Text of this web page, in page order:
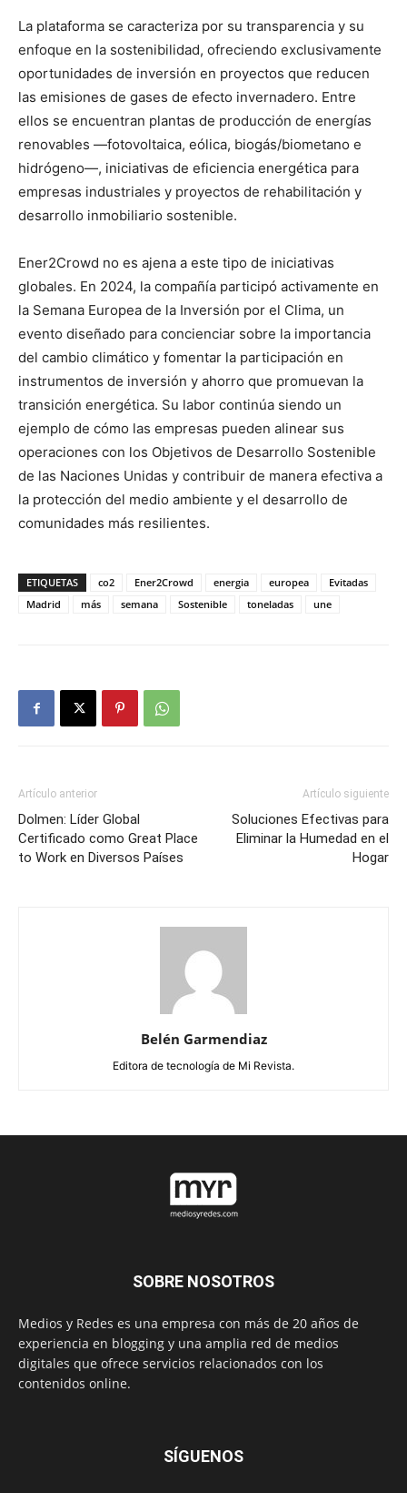
La plataforma se caracteriza por su transparencia y su
enfoque en la sostenibilidad, ofreciendo exclusivamente
oportunidades de inversión en proyectos que reducen
las emisiones de gases de efecto invernadero. Entre
ellos se encuentran plantas de producción de energías
renovables —fotovoltaica, eólica, biogás/biometano e
hidrógeno—, iniciativas de eficiencia energética para
empresas industriales y proyectos de rehabilitación y
desarrollo inmobiliario sostenible.
Ener2Crowd no es ajena a este tipo de iniciativas
globales. En 2024, la compañía participó activamente en
la Semana Europea de la Inversión por el Clima, un
evento diseñado para concienciar sobre la importancia
del cambio climático y fomentar la participación en
instrumentos de inversión y ahorro que promuevan la
transición energética. Su labor continúa siendo un
ejemplo de cómo las empresas pueden alinear sus
operaciones con los Objetivos de Desarrollo Sostenible
de las Naciones Unidas y contribuir de manera efectiva a
la protección del medio ambiente y el desarrollo de
comunidades más resilientes.
ETIQUETAS co2 Ener2Crowd energia europea
Evitadas
Madrid
más semana Sostenible toneladas une
Artículo anterior
Dolmen: Líder Global
Certificado como Great Place
to Work en Diversos Países
Artículo siguiente
Soluciones Efectivas para
Eliminar la Humedad en el
Hogar
Belén Garmendiaz
Editora de tecnología de Mi Revista.
SOBRE NOSOTROS
Medios y Redes es una empresa con más de 20 años de
experiencia en blogging y una amplia red de medios
digitales que ofrece servicios relacionados con los
contenidos online.
SÍGUENOS